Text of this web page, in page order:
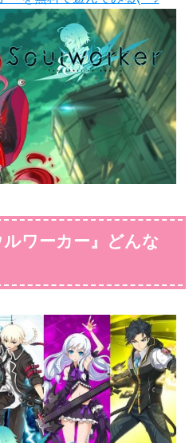
ワーカー』どんな